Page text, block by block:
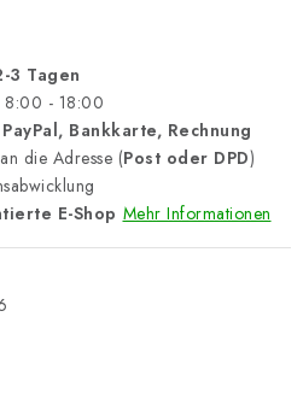
3 Tagen
8:00 - 18:00
PayPal, Bankkarte, Rechnung
die Adresse (Post oder DPD)
E-Shop Mehr Informationen